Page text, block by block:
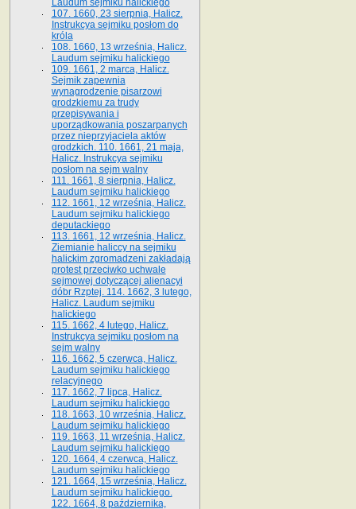
Laudum sejmiku halickiego
107. 1660, 23 sierpnia, Halicz.
Instrukcya sejmiku posłom do
króla
108. 1660, 13 września, Halicz.
Laudum sejmiku halickiego
109. 1661, 2 marca, Halicz.
Sejmik zapewnia
wynagrodzenie pisarzowi
grodzkiemu za trudy
przepisywania i
uporządkowania poszarpanych
przez nieprzyjaciela aktów
grodzkich. 110. 1661, 21 maja,
Halicz. Instrukcya sejmiku
posłom na sejm walny
111. 1661, 8 sierpnia, Halicz.
Laudum sejmiku halickiego
112. 1661, 12 września, Halicz.
Laudum sejmiku halickiego
deputackiego
113. 1661, 12 września, Halicz.
Ziemianie haliccy na sejmiku
halickim zgromadzeni zakładają
protest przeciwko uchwale
sejmowej dotyczącej alienacyi
dóbr Rzptej. 114. 1662, 3 lutego,
Halicz. Laudum sejmiku
halickiego
115. 1662, 4 lutego, Halicz.
Instrukcya sejmiku posłom na
sejm walny
116. 1662, 5 czerwca, Halicz.
Laudum sejmiku halickiego
relacyjnego
117. 1662, 7 lipca, Halicz.
Laudum sejmiku halickiego
118. 1663, 10 września, Halicz.
Laudum sejmiku halickiego
119. 1663, 11 września, Halicz.
Laudum sejmiku halickiego
120. 1664, 4 czerwca, Halicz.
Laudum sejmiku halickiego
121. 1664, 15 września, Halicz.
Laudum sejmiku halickiego.
122. 1664, 8 października,